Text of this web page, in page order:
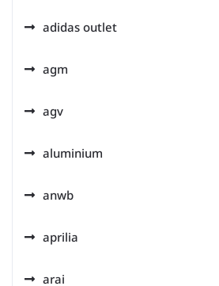
adidas outlet
agm
agv
aluminium
anwb
aprilia
arai